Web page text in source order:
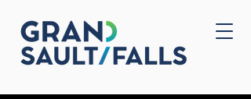
Home